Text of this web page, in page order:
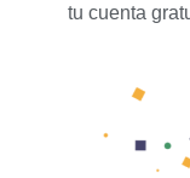
tu cuenta